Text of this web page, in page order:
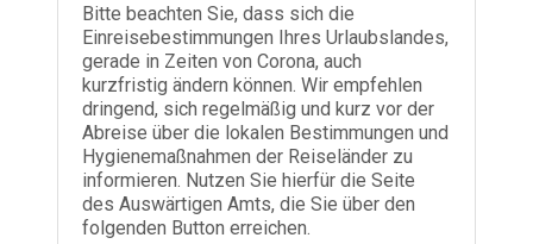
Bitte beachten Sie, dass sich die
Einreisebestimmungen Ihres Urlaubslandes,
gerade in Zeiten von Corona, auch
kurzfristig ändern können. Wir empfehlen
dringend, sich regelmäßig und kurz vor der
Abreise über die lokalen Bestimmungen und
Hygienemaßnahmen der Reiseländer zu
informieren. Nutzen Sie hierfür die Seite
des Auswärtigen Amts, die Sie über den
folgenden Button erreichen.